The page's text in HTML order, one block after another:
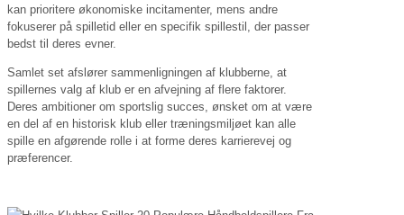
kan prioritere økonomiske incitamenter, mens andre
fokuserer på spilletid eller en specifik spillestil, der passer
bedst til deres evner.
Samlet set afslører sammenligningen af klubberne, at
spillernes valg af klub er en afvejning af flere faktorer.
Deres ambitioner om sportslig succes, ønsket om at være
en del af en historisk klub eller træningsmiljøet kan alle
spille en afgørende rolle i at forme deres karrierevej og
præferencer.